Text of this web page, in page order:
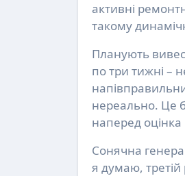
активні
такому
Планують
по три тижні –
нереально. Це
наперед оцінка
Сонячна
я думаю, третій